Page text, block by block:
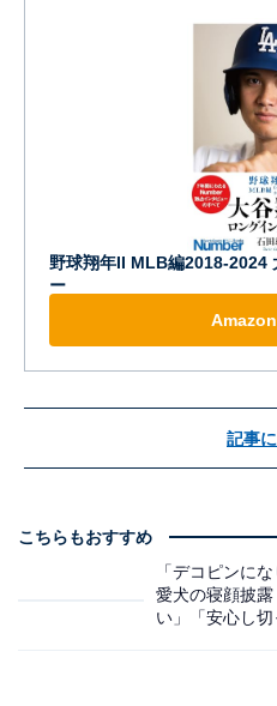
野球翔年II MLB編2018-2024
ー
記事
こちらもおすすめ
「デコピンに
愛犬の寝顔披
い」「安心し切